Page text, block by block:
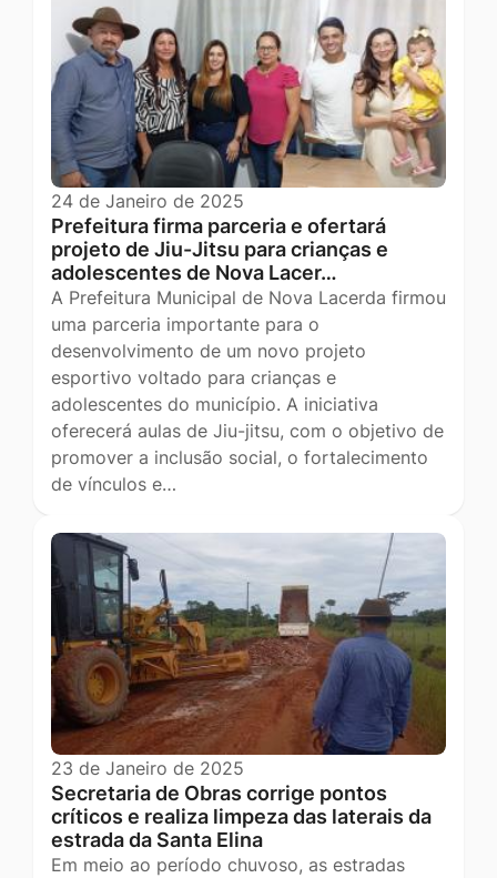
24 de Janeiro de 2025
Prefeitura firma parceria e ofertará
projeto de Jiu-Jitsu para crianças e
adolescentes de Nova Lacer…
A Prefeitura Municipal de Nova Lacerda firmou
uma parceria importante para o
desenvolvimento de um novo projeto
esportivo voltado para crianças e
adolescentes do município. A iniciativa
oferecerá aulas de Jiu-jitsu, com o objetivo de
promover a inclusão social, o fortalecimento
de vínculos e…
23 de Janeiro de 2025
Secretaria de Obras corrige pontos
críticos e realiza limpeza das laterais da
estrada da Santa Elina
Em meio ao período chuvoso, as estradas